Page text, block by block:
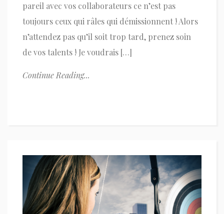
pareil avec vos collaborateurs ce n’est pas
toujours ceux qui râles qui démissionnent ! Alors
n’attendez pas qu’il soit trop tard, prenez soin
de vos talents ! Je voudrais […]
Continue Reading...